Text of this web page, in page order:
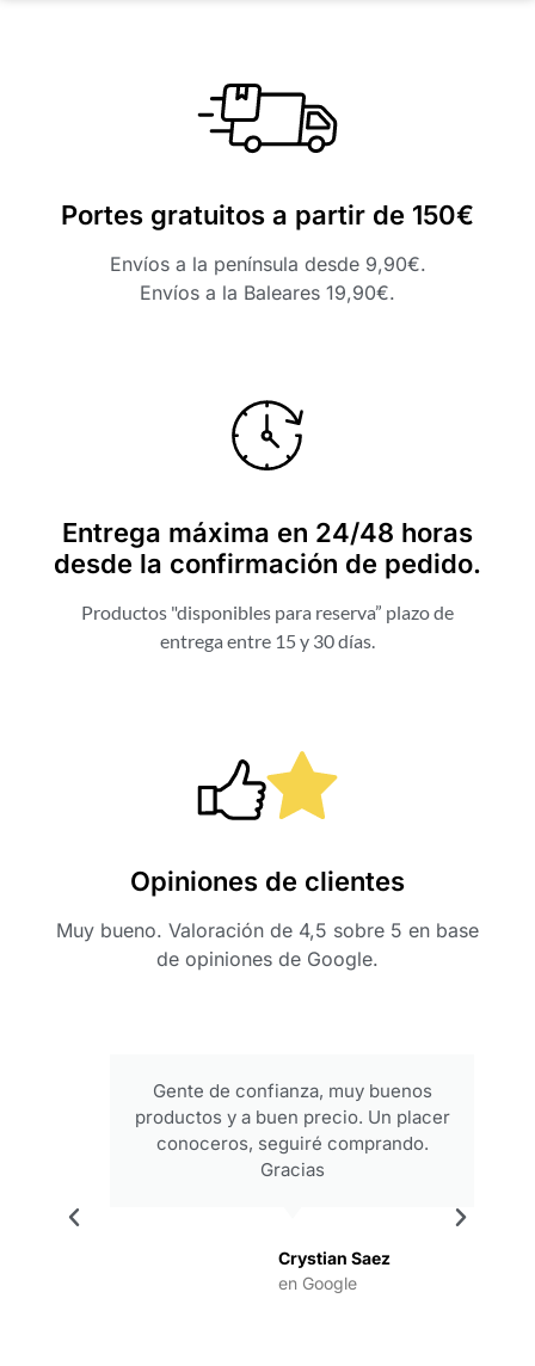
Portes gratuitos a partir de 150€
Envíos a la península desde 9,90€.
Envíos a la Baleares 19,90€.
Entrega máxima en 24/48 horas
desde la confirmación de pedido.
Productos "disponibles para reserva” plazo de
entrega entre 15 y 30 días.
Opiniones de clientes
Muy bueno. Valoración de 4,5 sobre 5 en base
de opiniones de Google.
Gente de confianza, muy buenos
productos y a buen precio. Un placer
conoceros, seguiré comprando.
Gracias
Crystian Saez
en Google